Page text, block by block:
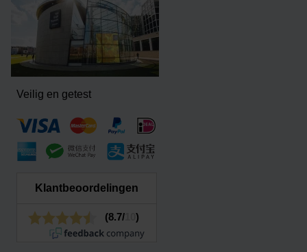
Veilig en getest